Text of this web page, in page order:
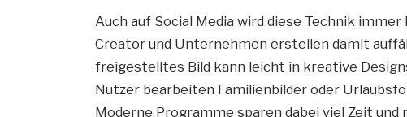
Auch auf Social Media wird diese Technik
Creator und Unternehmen erstellen damit
freigestelltes Bild kann leicht in kreative
Nutzer bearbeiten Familienbilder oder
Moderne Programme sparen dabei viel Zeit und